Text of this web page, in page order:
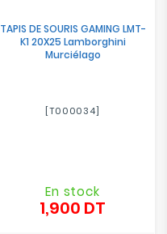
TAPIS DE SOURIS GAMING LMT-
K1 20X25 Lamborghini
Murciélago
[T000034]
En stock
1,900 DT